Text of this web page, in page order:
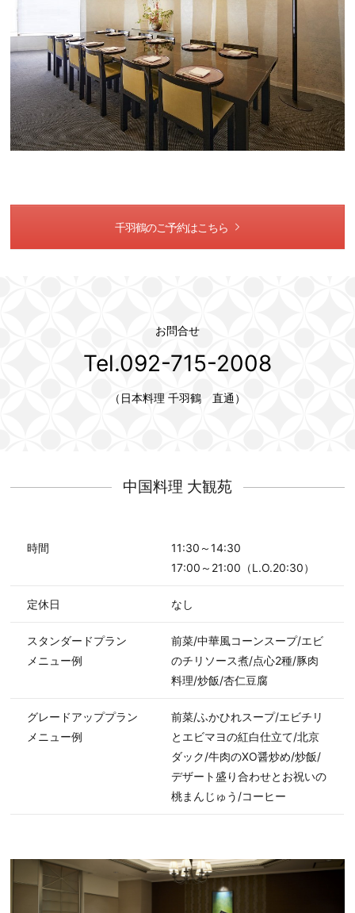
千羽鶴のご予約はこちら
お問合せ
Tel.092-715-2008
（日本料理 千羽鶴 直通）
中国料理 大観苑
時間
11:30～14:30
17:00～21:00（L.O.20:30）
定休日 なし
スタンダードプラン
メニュー例
前菜/中華風コーンスープ/エビ
のチリソース煮/点心2種/豚肉
料理/炒飯/杏仁豆腐
グレードアッププラン
メニュー例
前菜/ふかひれスープ/エビチリ
とエビマヨの紅白仕立て/北京
ダック/牛肉のXO醤炒め/炒飯/
デザート盛り合わせとお祝いの
桃まんじゅう/コーヒー